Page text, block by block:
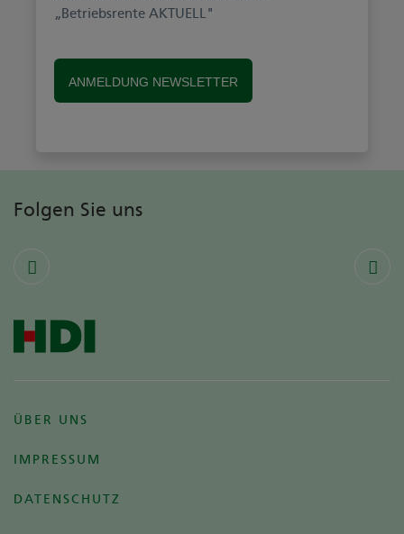
„Betriebsrente AKTUELL"
ANMELDUNG NEWSLETTER
Folgen Sie uns
ÜBER UNS
IMPRESSUM
DATENSCHUTZ